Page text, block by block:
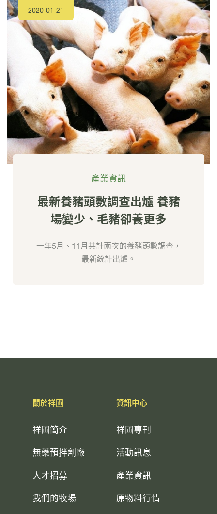
2020-01-21
產業資訊
最新養豬頭數調查出爐 養豬
場變少、毛豬卻養更多
一年5月、11月共計兩次的養豬頭數調查，
最新統計出爐。
關於祥圃
祥圃簡介
無藥預拌劑廠
人才招募
我們的牧場
資訊中心
祥圃專刊
活動訊息
產業資訊
原物料行情